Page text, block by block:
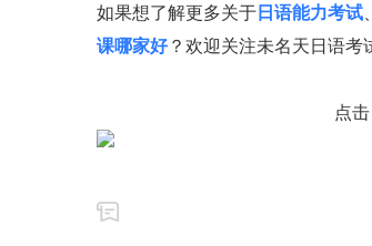
如果想了解更多关于 日语能力考试
课哪家好？欢迎关注未名天日语考
点